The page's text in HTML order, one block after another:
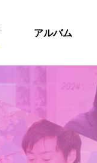
アルバム